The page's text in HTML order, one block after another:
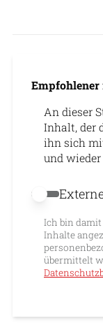
An dieser
Inhalt, der
ihn sich
und wieder
Externer
Ich bin
Inhalte
übermittelt